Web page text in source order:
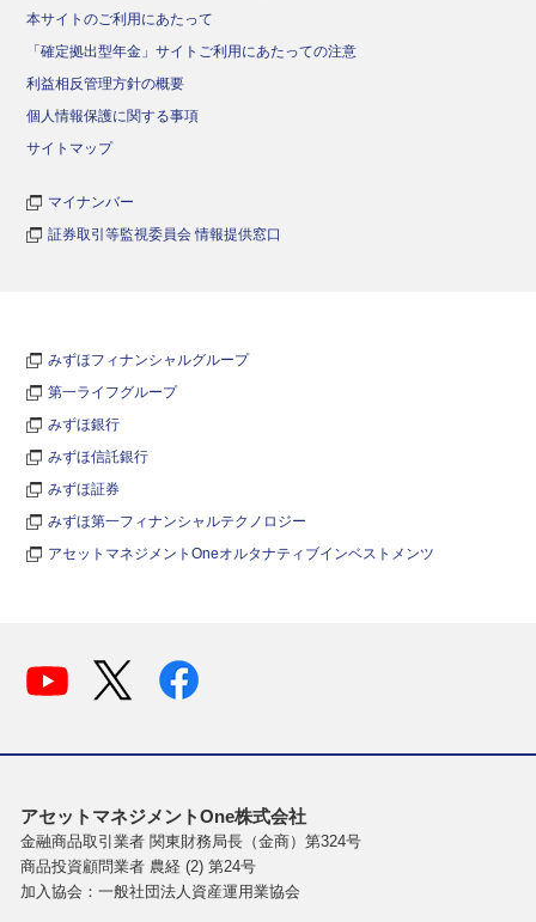
本サイトのご利用にあたって
「確定拠出型年金」サイトご利用にあたっての注意
利益相反管理方針の概要
個人情報保護に関する事項
サイトマップ
マイナンバー
証券取引等監視委員会 情報提供窓口
みずほフィナンシャルグループ
第一ライフグループ
みずほ銀行
みずほ信託銀行
みずほ証券
みずほ第一フィナンシャルテクノロジー
アセットマネジメントOneオルタナティブインベストメンツ
アセットマネジメントOne株式会社
金融商品取引業者 関東財務局長（金商）第324号
商品投資顧問業者 農経 (2) 第24号
加入協会：一般社団法人資産運用業協会